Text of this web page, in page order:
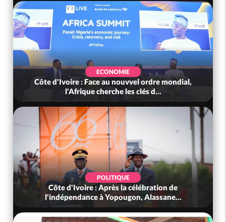
ECONOMIE
Côte d'Ivoire : Face au nouvvel ordre mondial,
l'Afrique cherche les clés d...
POLITIQUE
Côte d'Ivoire : Après la célébration de
l'indépendance à Yopougon, Alassane...